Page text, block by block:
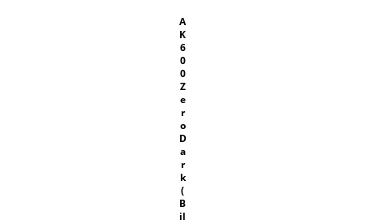
A
K
6
0
0
Z
e
r
o
D
a
r
k
(
B
il